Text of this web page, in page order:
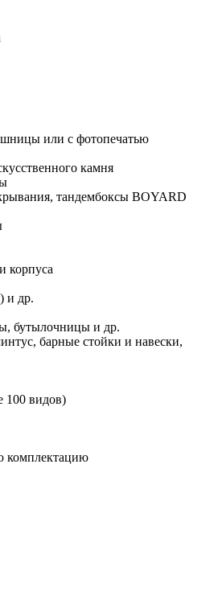
или с фотопечатью
камня
тандембоксы BOYARD
корпуса
и др.
бутылочницы и др.
барные стойки и навески,
100 видов)
комплектацию